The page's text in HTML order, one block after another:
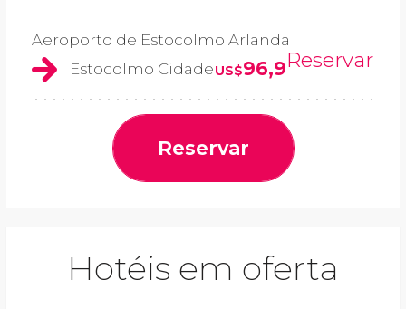
Aeroporto de Estocolmo Arlanda
Estocolmo CidadeUS$96,9Reservar
Reservar
Hotéis em oferta